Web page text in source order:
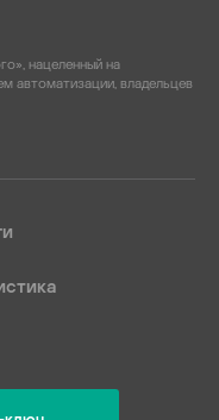
нацеленный на
автоматизации, владельцев